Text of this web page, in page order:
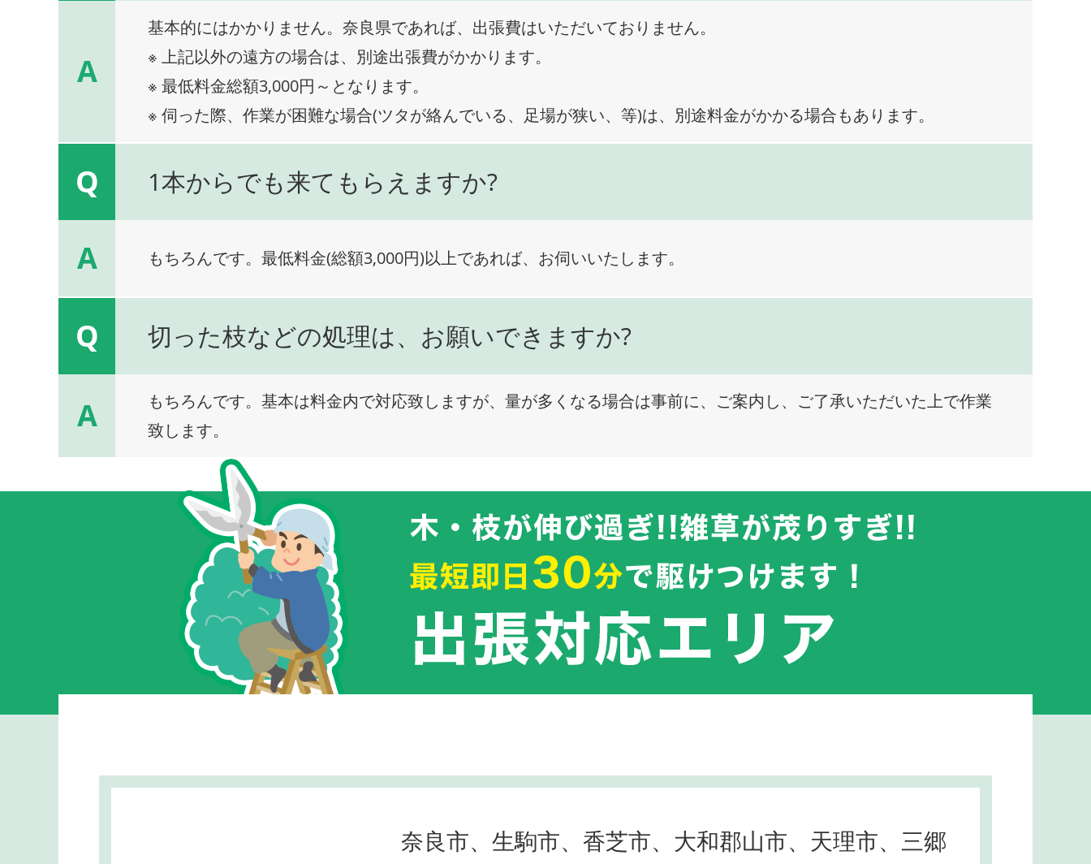
A
基本的にはかかりません。奈良県であれば、出張費はいただいておりません。
※ 上記以外の遠方の場合は、別途出張費がかかります。
※ 最低料金総額3,000円～となります。
※ 伺った際、作業が困難な場合(ツタが絡んでいる、足場が狭い、等)は、別途料金がかかる場合もあります。
Q 1本からでも来てもらえますか?
A もちろんです。最低料金(総額3,000円)以上であれば、お伺いいたします。
Q 切った枝などの処理は、お願いできますか?
A
もちろんです。基本は料金内で対応致しますが、量が多くなる場合は事前に、ご案内し、ご了承いただいた上で作業
致します。
奈良市、生駒市、香芝市、大和郡山市、天理市、三郷